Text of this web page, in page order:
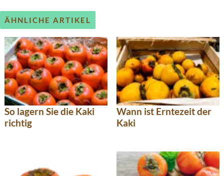
ÄHNLICHE ARTIKEL
So lagern Sie die Kaki
richtig
Wann ist Erntezeit der
Kaki